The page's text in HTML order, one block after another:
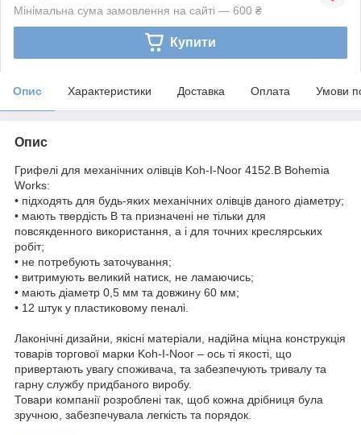
Мінімальна сума замовлення на сайті — 600 ₴
Купити
Опис Характеристики Доставка Оплата Умови
Опис
Грифелі для механічних олівців Koh-I-Noor 4152.В Bohemia
Works:
• підходять для будь-яких механічних олівців даного діаметру;
• мають твердість В та призначені не тільки для
повсякденного використання, а і для точних креслярських
робіт;
• не потребують заточування;
• витримують великий натиск, не ламаючись;
• мають діаметр 0,5 мм та довжину 60 мм;
• 12 штук у пластиковому пеналі.
Лаконічні дизайни, якісні матеріали, надійна міцна конструкція
товарів торгової марки Koh-I-Noor – ось ті якості, що
привертають увагу споживача, та забезпечують тривалу та
гарну службу придбаного виробу.
Товари компанії розроблені так, щоб кожна дрібниця була
зручною, забезпечувала легкість та порядок.